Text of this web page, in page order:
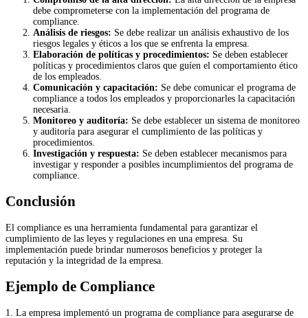
debe comprometerse con la implementación del programa de
compliance.
Análisis de riesgos: Se debe realizar un análisis exhaustivo de los
riesgos legales y éticos a los que se enfrenta la empresa.
Elaboración de políticas y procedimientos: Se deben establecer
políticas y procedimientos claros que guíen el comportamiento ético
de los empleados.
Comunicación y capacitación: Se debe comunicar el programa de
compliance a todos los empleados y proporcionarles la capacitación
necesaria.
Monitoreo y auditoría: Se debe establecer un sistema de monitoreo
y auditoría para asegurar el cumplimiento de las políticas y
procedimientos.
Investigación y respuesta: Se deben establecer mecanismos para
investigar y responder a posibles incumplimientos del programa de
compliance.
Conclusión
El compliance es una herramienta fundamental para garantizar el
cumplimiento de las leyes y regulaciones en una empresa. Su
implementación puede brindar numerosos beneficios y proteger la
reputación y la integridad de la empresa.
Ejemplo de Compliance
1. La empresa implementó un programa de compliance para asegurarse de